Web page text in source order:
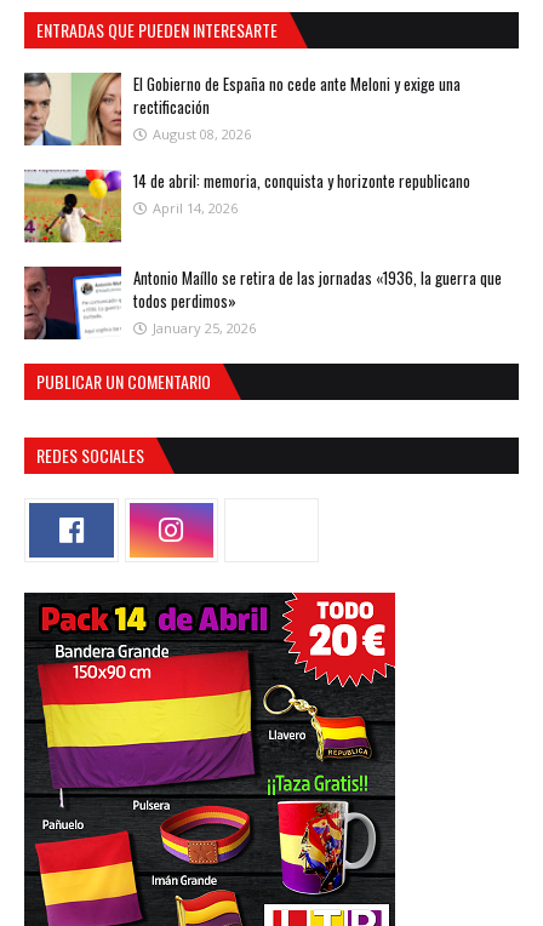
ENTRADAS QUE PUEDEN INTERESARTE
El Gobierno de España no cede ante Meloni y exige una
rectificación
August 08, 2026
14 de abril: memoria, conquista y horizonte republicano
April 14, 2026
Antonio Maíllo se retira de las jornadas «1936, la guerra que
todos perdimos»
January 25, 2026
PUBLICAR UN COMENTARIO
REDES SOCIALES